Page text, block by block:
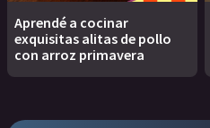
Aprendé a cocinar
exquisitas alitas de pollo
con arroz primavera